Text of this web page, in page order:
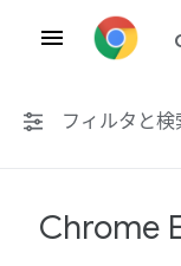
フィルタと検
プラットフォ
Chrome